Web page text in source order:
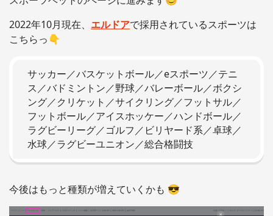
2022年10月現在、 エルドアで採用されているスポーツは
こちらっ👇
サッカー／バスケットボール／eスポーツ／テニ
ス／バドミントン／野球／バレーボール／ボクシ
ング／クリケット／サイクリング／フットサル／
フットボール／アイスホッケー／ハンドボール／
ラグビーリーグ／ゴルフ／ビリヤード系／卓球／
水球／ラグビーユニオン／総合格闘技
今後はもっと種類が増えていくかも 😎